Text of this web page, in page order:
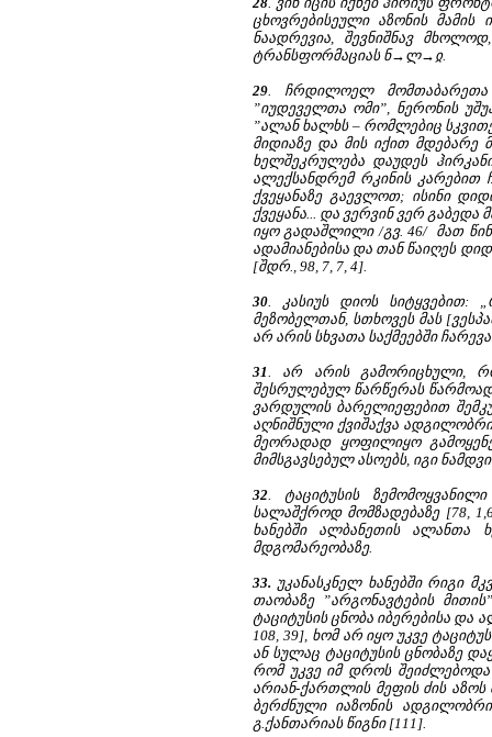
ცხოვრებისეული აზონის
ნაადრევია, შევნიშნავ
ტრანსფორმაციას ნ→ლ→ჲ.
29 . ჩრდილოელ მომთაბარეთა
”იუდეველთა ომი”, ნერონის
”ალან ხალხს – რომლებიც
მიდიაზე და მის იქით მდებარე
ხელშეკრულება დაუდეს
ალექსანდრემ რკინის კარებით
ქვეყანაზე გაევლოთ; ისინი
ქვეყანა... და ვერვინ ვერ
იყო გადაშლილი /გვ. 46/ მათ
ადამიანებისა და თან წაიღეს
[შდრ., 98, 7, 7, 4].
30 . კასიუს დიოს სიტყვებით:
მეზობელთან, სთხოვეს მას
არ არის სხვათა საქმეებში
31
. არ არის გამორიცხული,
შესრულებულ წარწერას
ვარდულის ბარელიეფებით
აღნიშნული ქვიშაქვა
მეორადად ყოფილიყო
მიმსგავსებულ ასოებს, იგი
32 . ტაციტუსის
სალაშქროდ მომზადებაზე [78,
ხანებში ალბანეთის ალანთა
მდგომარეობაზე.
33. უკანასკნელ ხანებში რიგი
თაობაზე ”არგონავტების
ტაციტუსის ცნობა იბერებისა და
108, 39], ხომ არ იყო უკვე
ან სულაც ტაციტუსის ცნობაზე
რომ უკვე იმ დროს შეიძლებოდა
არიან-ქართლის მეფის ძის
ბერძნული იაზონის
გ.ქანთარიას წიგნი [111].